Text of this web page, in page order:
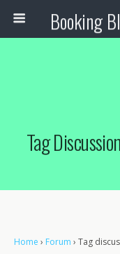
Tag
Home › Forum › Tag